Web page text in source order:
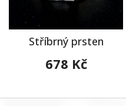
Stříbrný prsten
678 Kč